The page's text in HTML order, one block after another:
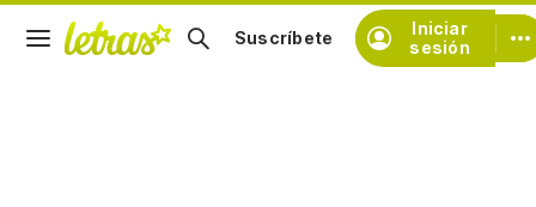
Iniciar
sesión
Suscríbete